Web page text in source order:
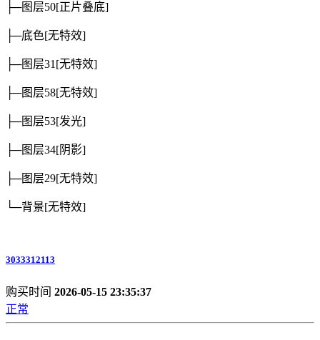
├─图层50[正片叠底]
├─底色[无特效]
├─图层31 [无特效]
├─图层58[无特效]
├─图层53[发光]
├─图层34[阴影]
├─图层29[无特效]
└─背景[无特效]
3033312113
购买时间 2026-05-15 23:35:37
正常